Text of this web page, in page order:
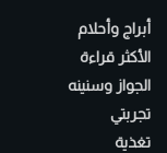
أبراج وأحلام
الأكثر قراءة
الجواز وسنينه
تجربتي
تغذية